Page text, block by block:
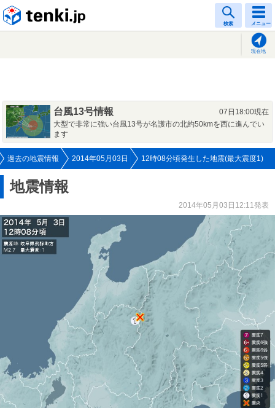
検索 メニュー
現在地
台風13号情報
07日18:00現在
大型で非常に強い台風13号が名護市の北約50kmを西に進んでい
ます
過去の地震情報 2014年05月03日 12時08分頃発生した地震(最大震度1)
地震情報
2014年05月03日12:11発表